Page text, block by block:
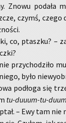
Znowu
czymś, czego
co, ptasz­ku? –
przy­cho­dzi­ło
było
pod­ło­ga się
tu-du­uum-tu-
– Ewy tam nie